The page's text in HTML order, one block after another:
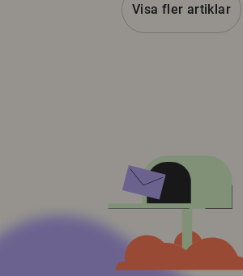
Visa fler artiklar